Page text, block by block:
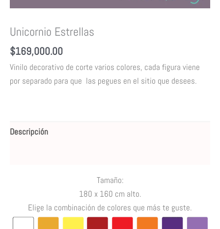
Unicornio Estrellas
$169,000.00
Vinilo decorativo de corte varios colores, cada figura viene
por separado para que las pegues en el sitio que desees.
Descripción
Tamaño:
180 x 160 cm alto.
Elige la combinación de colores que más te guste.